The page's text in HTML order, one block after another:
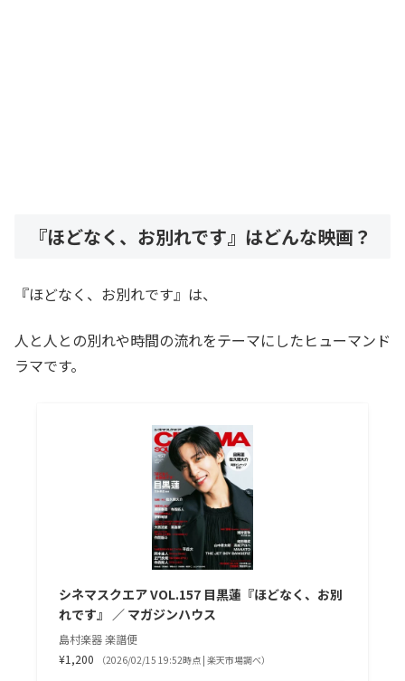
『ほどなく、お別れです』はどんな映画？
『ほどなく、お別れです』は、
人と人との別れや時間の流れをテーマにしたヒューマンド
ラマです。
シネマスクエア VOL.157 目黒蓮『ほどなく、お別
れです』 ／ マガジンハウス
島村楽器 楽譜便
¥1,200
（2026/02/15 19:52時点 | 楽天市場調べ）